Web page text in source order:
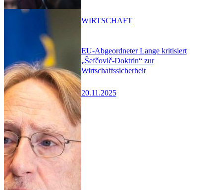
EU-Abgeordneter Lange kritisiert
„Šefčovič-Doktrin“ zur
Wirtschaftssicherheit
20.11.2025
WIRTSCHAFT